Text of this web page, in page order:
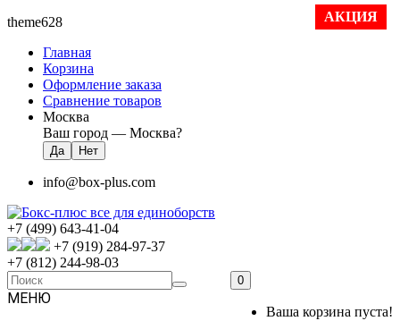
theme628
Главная
Корзина
Оформление заказа
Сравнение товаров
Москва
Ваш город — Москва?
info@box-plus.com
+7 (499) 643-41-04
+7 (919) 284-97-37
+7 (812) 244-98-03
0
Ваша корзина пуста!
МЕНЮ
АКЦИЯ